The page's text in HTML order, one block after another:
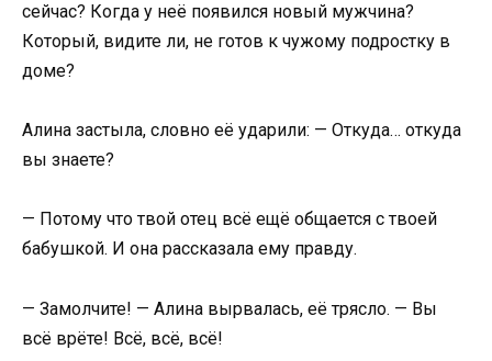
сейчас? Когда у неё появился новый мужчина?
Который, видите ли, не готов к чужому подростку в
доме?
Алина застыла, словно её ударили: — Откуда… откуда
вы знаете?
— Потому что твой отец всё ещё общается с твоей
бабушкой. И она рассказала ему правду.
— Замолчите! — Алина вырвалась, её трясло. — Вы
всё врёте! Всё, всё, всё!